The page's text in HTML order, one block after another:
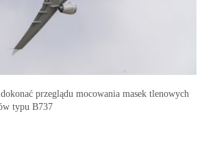
przeglądu mocowania masek tlenowych
typu B737